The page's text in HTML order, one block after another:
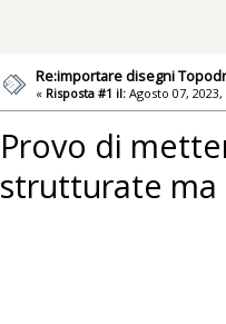
Re:importare disegni
« Risposta #1 il: Agosto 07,
Provo di
strutturate ma